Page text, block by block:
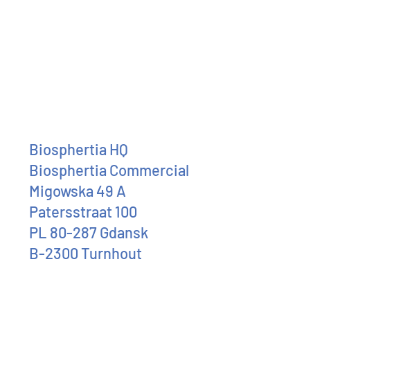
Biosphertia HQ
Biosphertia Commercial
Migowska 49 A
Patersstraat 100
PL 80-287 Gdansk
B-2300 Turnhout